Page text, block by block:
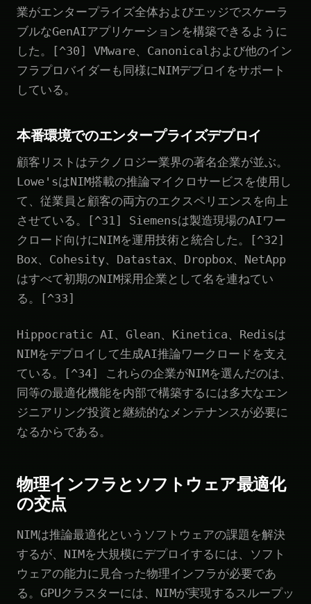
業がエンタープライズ全体およびエッジでスケーラ
ブルなGenAIアプリケーションを構築できるように
した。[^30] VMware、Canonicalおよび他のイン
フラプロバイダーも同様にNIMデプロイをサポート
している。
本番環境でのエンタープライズデプロイ
顧客リストはテクノロジー業界の著名企業が並ぶ。
Lowe'sはNIM搭載の推論マイクロサービスを使用し
て、従業員と顧客の両方のエクスペリエンスを向上
させている。[^31] Siemensは製造現場のAIワー
クロード向けにNIMを運用技術と統合した。[^32]
Box、Cohesity、Datastax、Dropbox、NetApp
はすべて初期のNIM採用企業として名を連ねてい
る。[^33]
Hippocratic AI、Glean、Kinetica、Redisは
NIMをデプロイして生成AI推論ワークロードを支え
ている。[^34] これらの企業がNIMを選んだのは、
同等の最適化機能を内部で構築するには多大なエン
ジニアリング投資と継続的なメンテナンスが必要に
なるからである。
物理インフラとソフトウェア最適化
の交点
NIMは推論最適化というソフトウェアの課題を解決
するが、NIMを大規模にデプロイするには、ソフト
ウェアの能力に見合った物理インフラが必要であ
る。GPUクラスターには、NIMが実現するスループッ